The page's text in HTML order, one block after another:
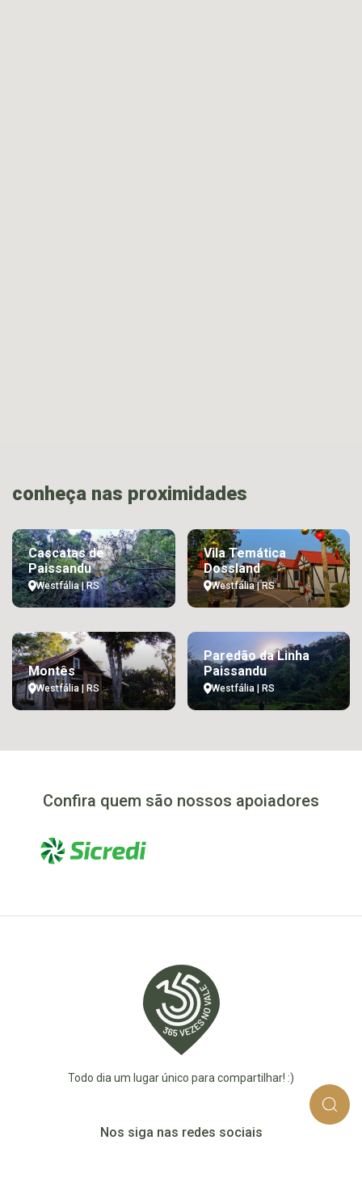
conheça nas proximidades
Cascatas de
Paissandu
Westfália | RS
Vila Temática
Dossland
Westfália | RS
Montês
Westfália | RS
Paredão da Linha
Paissandu
Westfália | RS
Confira quem são nossos apoiadores
Todo dia um lugar único para compartilhar! :)
Nos siga nas redes sociais